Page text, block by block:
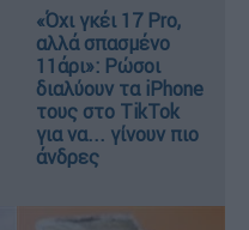
«Όχι γκέι 17 Pro,
αλλά σπασμένο
11άρι»: Ρώσοι
διαλύουν τα iPhone
τους στο TikTok
για να... γίνουν πιο
άνδρες